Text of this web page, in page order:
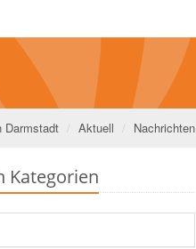
Darmstadt Aktuell Nachrichten
Kategorien